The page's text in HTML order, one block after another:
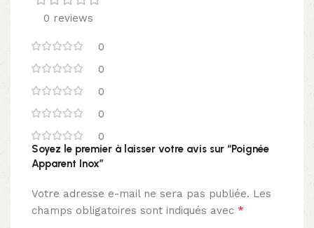
0 reviews
0
0
0
0
0
Soyez le premier à laisser votre avis sur “Poignée
Apparent Inox”
Votre adresse e-mail ne sera pas publiée. Les
champs obligatoires sont indiqués avec *